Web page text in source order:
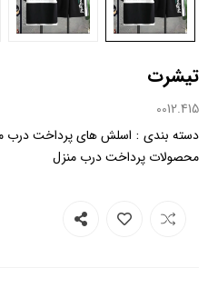
تیشرت
0012.415
دسته بندی : اسلش های پرداخت درب
محصولات پرداخت درب منزل